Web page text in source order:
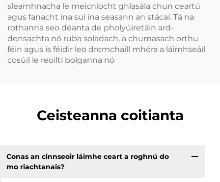
sleamhnacha le meicníocht ghlasála chun ceartú
agus fanacht ina suí ina seasann an stácaí. Tá na
rothanna seo déanta de pholyúiretáin ard-
densachta nó ruba soladach, a chumasach orthu
féin agus is féidir leo dromchaill mhóra a láimhseáil
cosúil le reoiltí bolganna nó
Ceisteanna coitianta
Conas an cinnseoir láimhe ceart a roghnú do
mo riachtanais?